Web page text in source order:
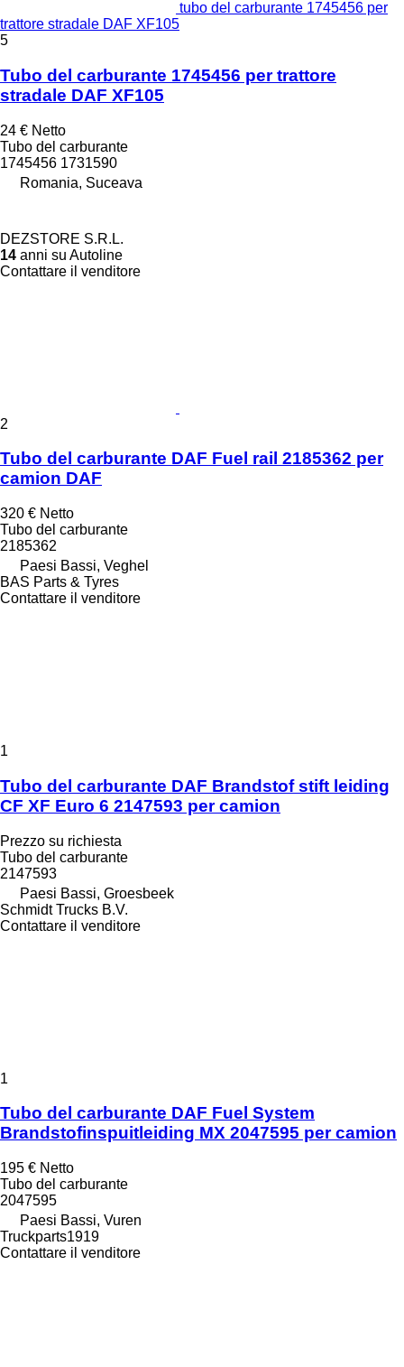
tubo del carburante 1745456 per
trattore stradale DAF XF105
5
Tubo del carburante 1745456 per trattore
stradale DAF XF105
24 € Netto
Tubo del carburante
1745456 1731590
Romania, Suceava
DEZSTORE S.R.L.
14 anni su Autoline
Contattare il venditore
2
Tubo del carburante DAF Fuel rail 2185362 per
camion DAF
320 € Netto
Tubo del carburante
2185362
Paesi Bassi, Veghel
BAS Parts & Tyres
Contattare il venditore
1
Tubo del carburante DAF Brandstof stift leiding
CF XF Euro 6 2147593 per camion
Prezzo su richiesta
Tubo del carburante
2147593
Paesi Bassi, Groesbeek
Schmidt Trucks B.V.
Contattare il venditore
1
Tubo del carburante DAF Fuel System
Brandstofinspuitleiding MX 2047595 per camion
195 € Netto
Tubo del carburante
2047595
Paesi Bassi, Vuren
Truckparts1919
Contattare il venditore